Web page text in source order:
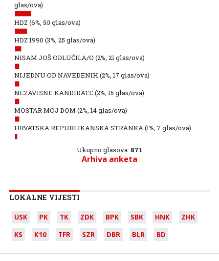
glas/ova)
HDZ (6%, 50 glas/ova)
HDZ 1990 (3%, 25 glas/ova)
NISAM JOŠ ODLUČILA/O (2%, 21 glas/ova)
NIJEDNU OD NAVEDENIH (2%, 17 glas/ova)
NEZAVISNE KANDIDATE (2%, 15 glas/ova)
MOSTAR MOJ DOM (2%, 14 glas/ova)
HRVATSKA REPUBLIKANSKA STRANKA(1%, 7 glas/ova)
Ukupno glasova: 871
Arhiva anketa
LOKALNE VIJESTI
USK PK TK ZDK BPK SBK HNK
ZHK
KS
K10 TFR SZR DBR BLR BD